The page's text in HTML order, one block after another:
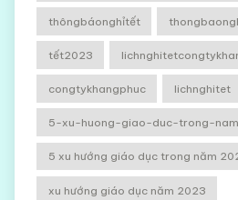
thôngbáonghỉtết
tết2023
congtykhangphuc lichnghitet
5-xu-huong-giao-duc-trong-
5 xu hướng giáo dục trong năm
xu hướng giáo dục năm 2023